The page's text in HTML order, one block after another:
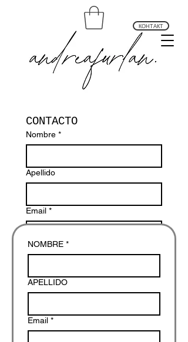
КОНТАКТ
andrea furlan arte profundo
CONTACTO
Nombre *
Apellido
Email *
Escribe un mensaje
NOMBRE *
APELLIDO
Email *